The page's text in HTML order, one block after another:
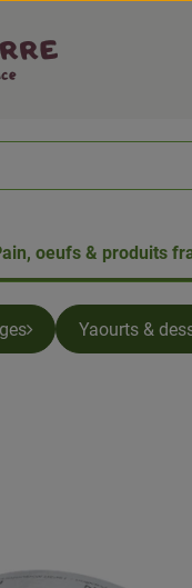
oeufs & produits
Yaourts &